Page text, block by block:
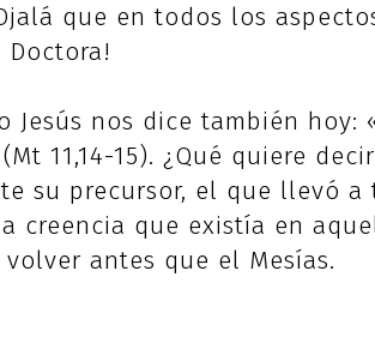
que en todos los
Jesús nos dice también hoy:
11,14-15). ¿Qué quiere
su precursor, el que llevó
creencia que existía en
antes que el Mesías.